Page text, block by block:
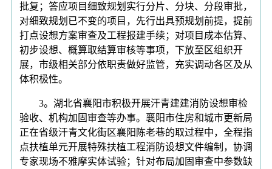
批复；答应项目细致规划实行分片、分块、分段审批，
对细致规划已不变的项目，先行出具预规划前提，提前
打点设想方案审查及工程报建手续；对项目成本估算、
初步设想、概算取结算审核等事项，下放至区组织开
展，市级相关部分依职责做好监管，充实调动各区及从
体积极性。
3。湖北省襄阳市积极开展汗青建建消防设想审检
验收、机构加固审查等办事。襄阳市住房和城市更新局
正在省级汗青文化街区襄阳陈老巷的取过程中，全程指
点扶植单元开展特殊扶植工程消防设想文件编制，协调
专家现场不雅摩实体试验；针对布局加固审查中参数缺